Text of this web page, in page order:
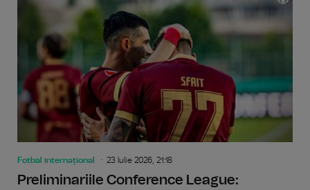
Fotbal internațional 23 Iulie 2026, 21:18
Preliminariile Conference League: